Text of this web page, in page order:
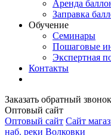
Аренда
Заправка
Обучение
Семинары
Пошаговые
Экспертная
Контакты
Заказать обратный звонок
Оптовый сайт
Оптовый сайт Сайт
наб. реки Волковки